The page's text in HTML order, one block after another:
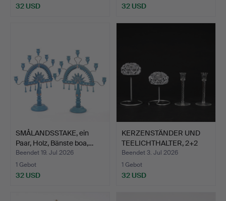
32 USD 32 USD
SMÅLANDSSTAKE, ein
Paar, Holz, Bänste boa,…
Beendet 19. Jul 2026
1 Gebot
32 USD
KERZENSTÄNDER UND
TEELICHTHALTER, 2+2
Stk.…
Beendet 3. Jul 2026
1 Gebot
32 USD